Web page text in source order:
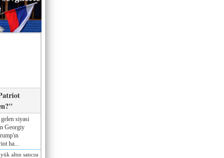
siyasi
Georgiy
ha...